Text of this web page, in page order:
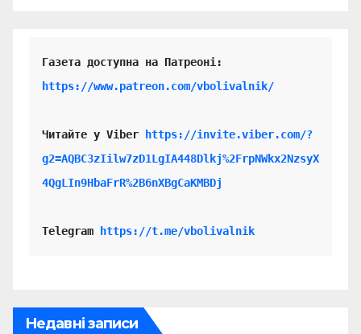
https://www.patreon.com/vbolivalnik/
Читайте у Viber
https://invite.viber.com/?
g2=AQBC3zIilw7zD1LgIA448Dlkj%2FrpNWkx2NzsyX
4QgLIn9HbaFrR%2B6nXBgCaKMBDj
Telegram https://t.me/vbolivalnik
Недавні записи